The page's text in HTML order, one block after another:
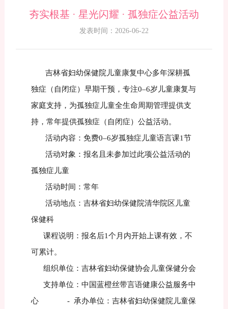
夯实根基 · 星光闪耀 · 孤独症公益活动
发表时间：2026-06-22
吉林省妇幼保健院儿童康复中心多年深耕孤
独症（自闭症）早期干预，专注0–6岁儿童康复与
家庭支持，为孤独症儿童全生命周期管理提供支
持，常年提供孤独症（自闭症）公益活动。
活动内容：免费0–6岁孤独症儿童语言课1节
活动对象：报名且未参加过此项公益活动的
孤独症儿童
活动时间：常年
活动地点：吉林省妇幼保健院清华院区儿童
保健科
课程说明：报名后1个月内开始上课有效，不
可累计。
组织单位：吉林省妇幼保健协会儿童保健分会
支持单位：中国蓝橙丝带言语健康公益服务中
心 - 承办单位：吉林省妇幼保健院儿童保